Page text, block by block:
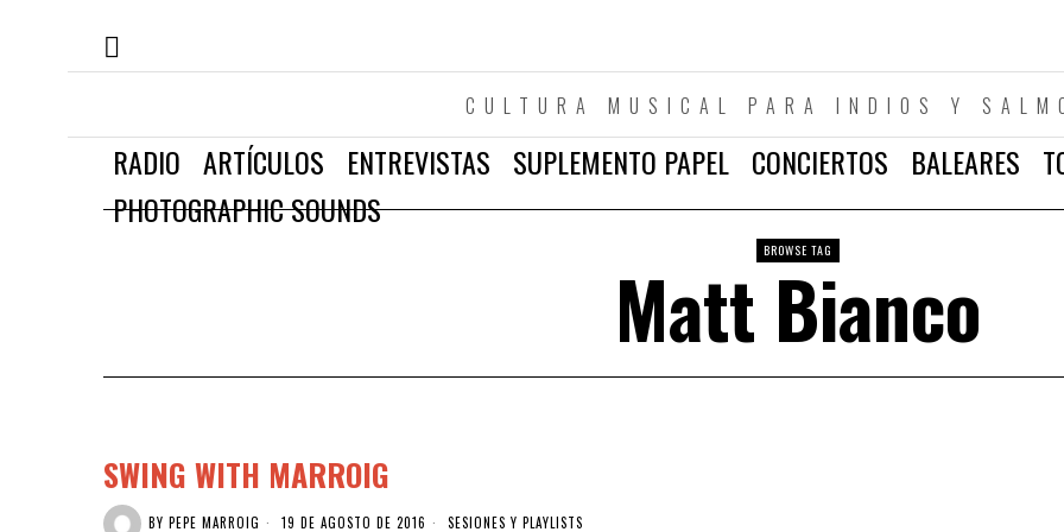
CULTURA MUSICAL PARA INDIOS Y
RADIO ARTÍCULOS ENTREVISTAS SUPLEMENTO PAPEL CONCIERTOS BALEARES
PHOTOGRAPHIC SOUNDS
BROWSE TAG
Matt Bianco
SWING WITH MARROIG
BY PEPE MARROIG 19 DE AGOSTO DE 2016 SESIONES Y PLAYLISTS